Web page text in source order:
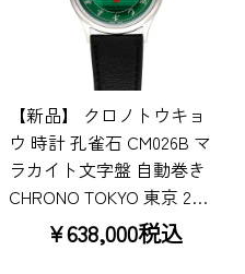
【新品】 クロノトウキョ
ウ 時計 孔雀石 CM026B マ
ラカイト文字盤 自動巻き
CHRONO TOKYO 東京 2…
¥638,000税込